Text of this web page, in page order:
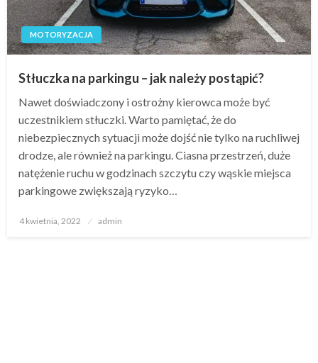
MOTORYZACJA
Stłuczka na parkingu – jak należy postąpić?
Nawet doświadczony i ostrożny kierowca może być
uczestnikiem stłuczki. Warto pamiętać, że do
niebezpiecznych sytuacji może dojść nie tylko na ruchliwej
drodze, ale również na parkingu. Ciasna przestrzeń, duże
natężenie ruchu w godzinach szczytu czy wąskie miejsca
parkingowe zwiększają ryzyko…
Opublikowane
4 kwietnia, 2022 admin